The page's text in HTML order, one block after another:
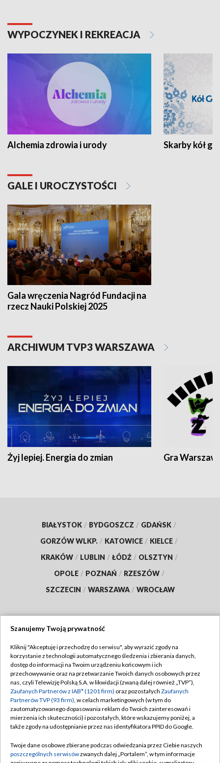
WYPOCZYNEK I REKREACJA
Alchemia zdrowia i urody Skarby kół
GALE I UROCZYSTOŚCI
Gala wręczenia Nagród Fundacji na
rzecz Nauki Polskiej 2025
ARCHIWUM TVP3 WARSZAWA
Żyj lepiej. Energia do zmian Gra
BIAŁYSTOK / BYDGOSZCZ / GDAŃSK /
GORZÓW WLKP. / KATOWICE / KIELCE /
KRAKÓW / LUBLIN / ŁÓDŹ / OLSZTYN /
OPOLE / POZNAŃ / RZESZÓW /
SZCZECIN / WARSZAWA / WROCŁAW
TVP
Abonament TVP
Emisja w TVP
Centrum informacji TVP
Naziemna Telewizja Cyfrowa
Rada Programowa
Regulamin TVP
Polityka prywatności
Moje zgody
Pomoc
Kontakt
Szanujemy Twoją prywatność
Kliknij "Akceptuję i przechodzę do serwisu", aby wyrazić zgody na
korzystanie z technologii automatycznego śledzenia i zbierania danych,
dostęp do informacji na Twoim urządzeniu końcowym i ich
przechowywanie oraz na przetwarzanie Twoich danych osobowych przez
nas, czyli Telewizję Polską S.A. w likwidacji (zwaną dalej również „TVP”),
Zaufanych Partnerów z IAB* (1201 firm) oraz pozostałych Zaufanych
Partnerów TVP (93 firm), w celach marketingowych (w tym do
zautomatyzowanego dopasowania reklam do Twoich zainteresowań i
mierzenia ich skuteczności) i pozostałych, które wskazujemy poniżej, a
także zgody na udostępnianie przez nas identyfikatora PPID do Google.
Twoje dane osobowe zbierane podczas odwiedzania przez Ciebie naszych
poszczególnych serwisówzwanych dalej „Portalem”, w tym informacje